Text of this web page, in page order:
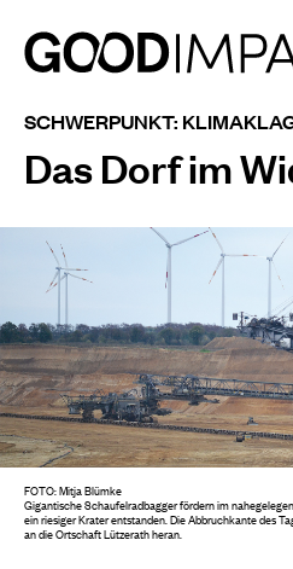
SCHWERPUNKT:
Das Dorf im
FOTO: Mitja Blümke
Gigantische Schaufelradbagger fördern im
ein riesiger Krater entstanden. Die Abbruchkante des
an die Ortschaft Lützerath heran.